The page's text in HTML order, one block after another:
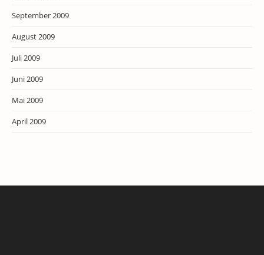
September 2009
August 2009
Juli 2009
Juni 2009
Mai 2009
April 2009